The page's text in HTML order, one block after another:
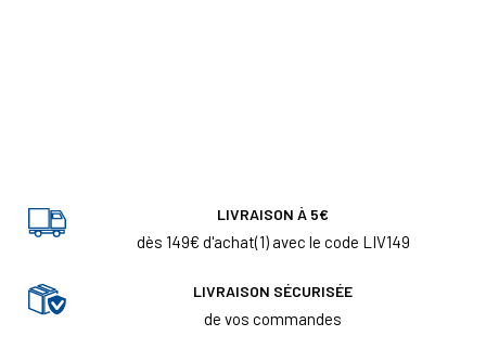
LIVRAISON À 5€
dès 149€ d'achat(1) avec le code LIV149
LIVRAISON SÉCURISÉE
de vos commandes